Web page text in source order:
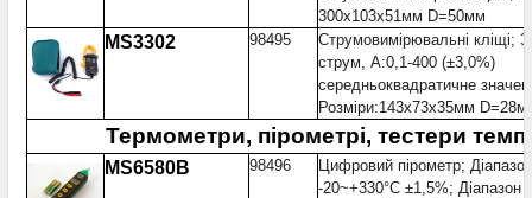
300x103x51мм D=50мм
MS3302 98495
Струмовимірювальні кліщі;
струм, А:0,1-400 (±3,0%)
середньоквадратичне
Розміри:143x73x35мм
Термометри, пірометрі, тестери
MS6580B 98496
Цифровий пірометр;
-20~+330°С ±1,5%; Діапазон